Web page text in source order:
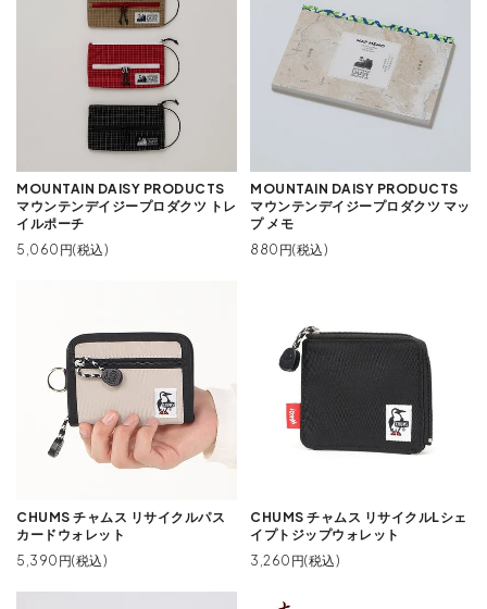
MOUNTAIN DAISY PRODUCTS
マウンテンデイジープロダクツ トレ
イルポーチ
5,060円(税込)
MOUNTAIN DAISY PRODUCTS
マウンテンデイジープロダクツ マッ
プ メモ
880円(税込)
CHUMS チャムス リサイクルパス
カードウォレット
5,390円(税込)
CHUMS チャムス リサイクルLシェ
イプトジップウォレット
3,260円(税込)